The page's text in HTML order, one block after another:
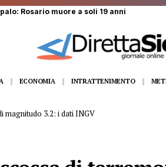
ECONOMIA INTRATTENIMENTO
magnitudo 3.2: i dati INGV